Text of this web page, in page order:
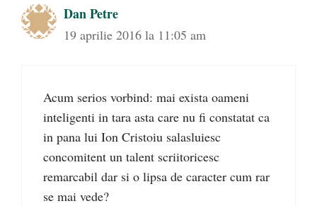
Dan Petre
19 aprilie 2016 la 11:05 am
Acum serios vorbind: mai exista oameni
inteligenti in tara asta care nu fi constatat ca
in pana lui Ion Cristoiu salasluiesc
concomitent un talent scriitoricesc
remarcabil dar si o lipsa de caracter cum rar
se mai vede?